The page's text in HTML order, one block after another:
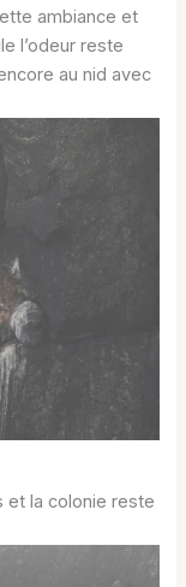
ambiance et
l’odeur reste
au nid avec
et la colonie reste